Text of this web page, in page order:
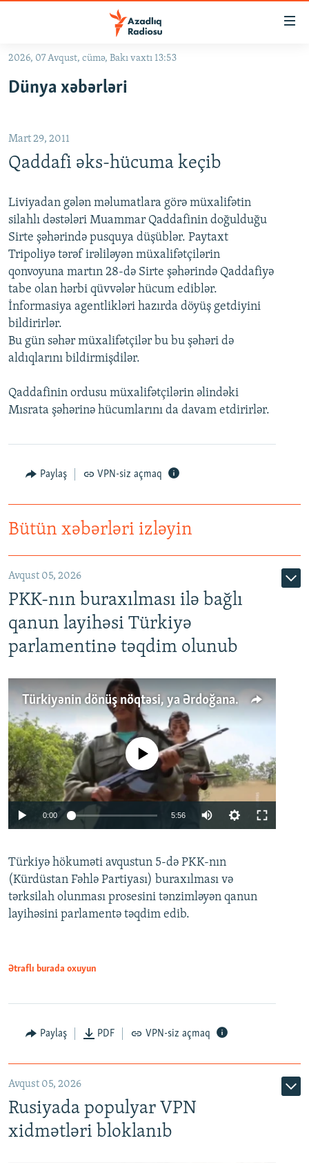
Əsas
qayıt
qayıt
Axtarışa
keç
#İZAHLA
FƏRQƏ BAX
QANUNI DOĞRU
ARAŞDIRMA
MULTIMEDIA
VIDEO
İNFOQRAFIKA
KARIKATURA
RADIO ARXIV
AZƏRBAYCAN ƏDƏBIYYATI KITABXANASI
İSLAM VƏ DEMOKRATIYA
HAQQIMIZDA
MISSIYAMIZ
PEŞƏ ETIKASI VƏ JURNALISTIKA STANDARTLARIMIZ
AZADLIQRADIOSU MOBIL TELEFONUNUZDA
XƏBƏR BÜLLETENLƏRIMIZ
BIZI IZLƏ
RFE/RL-in bütün saytları
2026, 07 Avqust, cümə, Bakı vaxtı 13:53
Dünya xəbərləri
Mart 29, 2011
Qaddafi əks-hücuma keçib
Liviyadan gələn məlumatlara görə müxalifətin
silahlı dəstələri Muammar Qaddafinin doğulduğu
Sirte şəhərində pusquya düşüblər. Paytaxt
Tripoliyə tərəf irəliləyən müxalifətçilərin
qonvoyuna martın 28-də Sirte şəhərində Qaddafiyə
tabe olan hərbi qüvvələr hücum ediblər.
İnformasiya agentlikləri hazırda döyüş getdiyini
bildirirlər.
Bu gün səhər müxalifətçilər bu bu şəhəri də
aldıqlarını bildirmişdilər.
Qaddafinin ordusu müxalifətçilərin əlindəki
Mısrata şəhərinə hücumlarını da davam etdirirlər.
Paylaş VPN-siz açmaq
Bütün xəbərləri izləyin
Avqust 05, 2026
PKK-nın buraxılması ilə bağlı
qanun layihəsi Türkiyə
parlamentinə təqdim olunub
Türkiyənin dönüş nöqtəsi, ya Ərdoğana üçüncü şans: PKK ilə qəfil barışıq nə deməkdir?
Auto 240p 360p 480p
720p 1080p
No media source currently available
0:00 5:56
360p
480p
Türkiyə hökuməti avqustun 5-də PKK-nın
(Kürdüstan Fəhlə Partiyası) buraxılması və
tərksilah olunması prosesini tənzimləyən qanun
layihəsini parlamentə təqdim edib.
Ətraflı burada oxuyun
Paylaş PDF VPN-siz açmaq
Avqust 05, 2026
Rusiyada populyar VPN
xidmətləri bloklanıb